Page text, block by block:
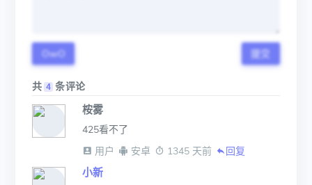
OwO 提交
共 4 条评论
桉雾
425看不了
用户
安卓 1345 天前 回复
小新